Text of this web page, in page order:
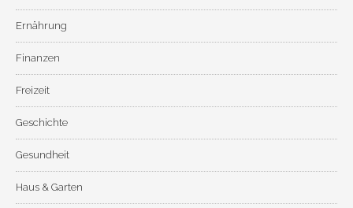
Ernährung
Finanzen
Freizeit
Geschichte
Gesundheit
Haus & Garten